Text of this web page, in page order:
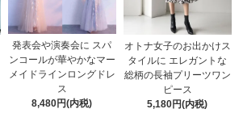
発表会や演奏会に スパ
ンコールが華やかなマー
メイドラインロングドレ
ス
8,480円(内税)
オトナ女子のお出かけス
タイルに エレガントな
総柄の長袖プリーツワン
ピース
5,180円(内税)